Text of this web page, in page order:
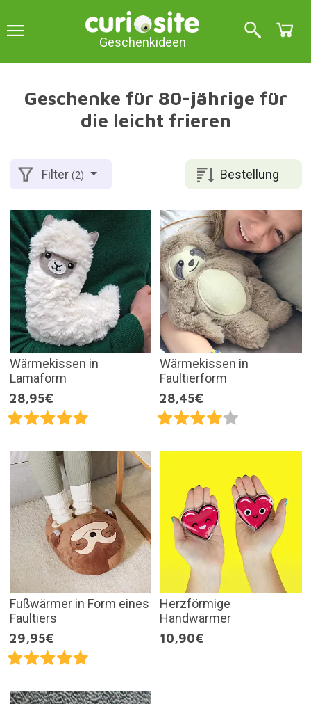
Geschenkideen
Geschenke für 80-jährige für
die leicht frieren
Bestellung
Filter(2)
Wärmekissen in
Lamaform
28,95€
Wärmekissen in
Faultierform
28,45€
Fußwärmer in Form eines
Faultiers
29,95€
Herzförmige
Handwärmer
10,90€